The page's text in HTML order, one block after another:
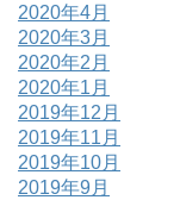
2020年4月
2020年3月
2020年2月
2020年1月
2019年12月
2019年11月
2019年10月
2019年9月